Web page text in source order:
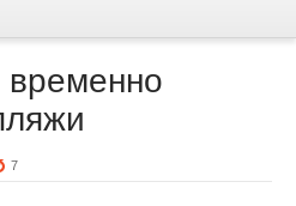
временно
7